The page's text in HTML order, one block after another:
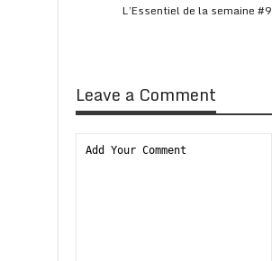
L’Essentiel de la semaine #9
Leave a Comment